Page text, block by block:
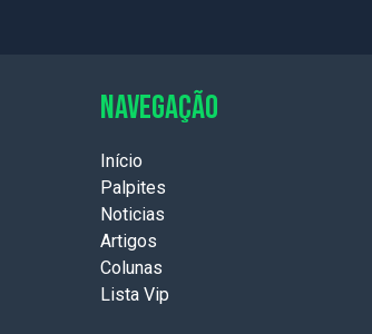
NAVEGAÇÃO
Início
Palpites
Noticias
Artigos
Colunas
Lista Vip